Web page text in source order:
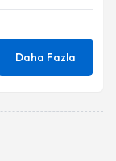
Daha Fazla